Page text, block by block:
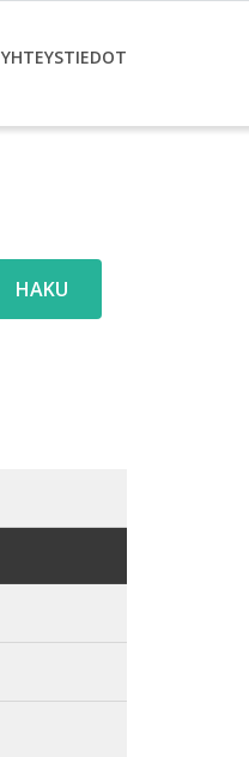
YHTEYSTIEDOT
HAKU